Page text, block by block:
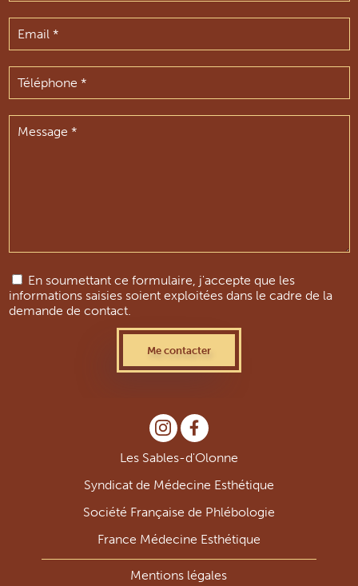
En soumettant ce formulaire, j'accepte que les
informations saisies soient exploitées dans le cadre de la
demande de contact.
Les Sables-d'Olonne
Syndicat de Médecine Esthétique
Société Française de Phlébologie
France Médecine Esthétique
Mentions légales